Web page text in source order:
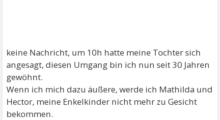
keine Nachricht, um 10h hatte meine Tochter sich
angesagt, diesen Umgang bin ich nun seit 30 Jahren
gewöhnt.
Wenn ich mich dazu äußere, werde ich Mathilda und
Hector, meine Enkelkinder nicht mehr zu Gesicht
bekommen.